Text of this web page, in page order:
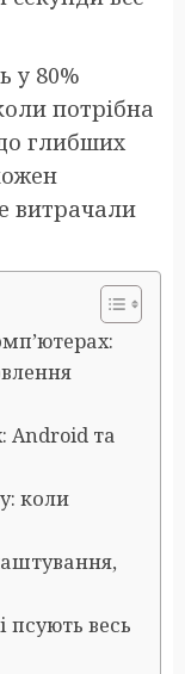
у 80%
потрібна
глибших
витрачали
Android та
коли
псують весь